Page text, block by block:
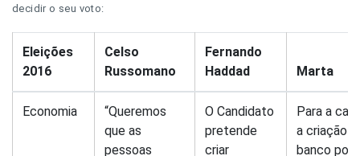
decidir o seu voto:
Eleições
2016
Celso
Russomano
Fernando
Haddad
Marta
Economia
“Queremos
que as
pessoas
O Candidato
pretende
criar
Para a
a criação
banco